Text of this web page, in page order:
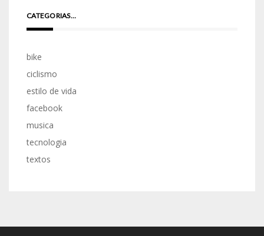
CATEGORIAS…
bike
ciclismo
estilo de vida
facebook
musica
tecnologia
textos